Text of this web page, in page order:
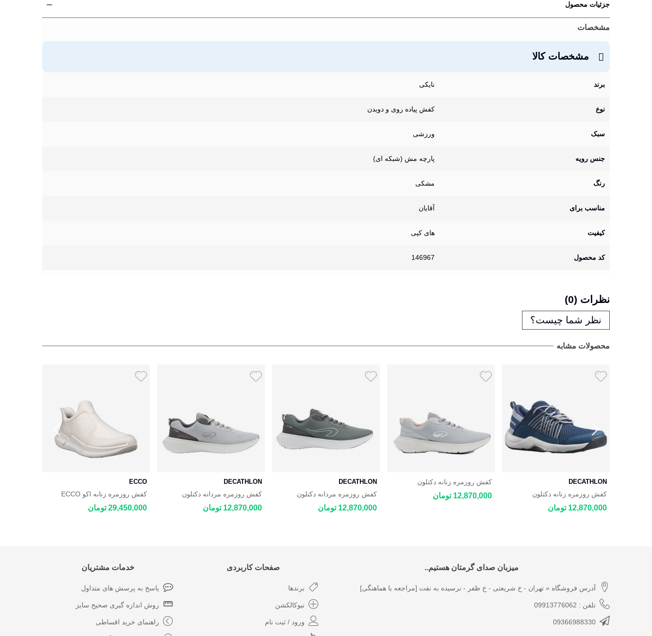
جزئیات محصول
مشخصات
مشخصات کالا
برند نایکی
نوع کفش پیاده روی و دویدن
سبک ورزشی
جنس رویه پارچه مش (شبکه ای)
رنگ مشکی
مناسب برای آقایان
کیفیت های کپی
کد محصول 146967
نظرات (0)
نظر شما چیست؟
محصولات مشابه
DECATHLON
کفش روزمره زنانه دکتلون
DECATHLON NH500 Fresh
12,870,000 تومان
کفش روزمره زنانه دکتلون
DECATHLON JOGFLOW 100.1
12,870,000 تومان
DECATHLON
کفش روزمره مردانه دکتلون
DECATHLON JOGFLOW 100.1
12,870,000 تومان
DECATHLON
کفش روزمره مردانه دکتلون
DECATHLON JOGFLOW
12,870,000 تومان
ECCO
کفش روزمره زنانه اکو ECCO
Biom 2.2
29,450,000 تومان
میزبان صدای گرمتان هستیم..
آدرس فروشگاه » تهران - خ شریعتی - خ ظفر - نرسیده به نفت [مراجعه با هماهنگی]
تلفن : 09913776062
09366988330
صفحات کاربردی
برندها
نیوکالکشن
ورود / ثبت نام
خدمات مشتریان
پاسخ به پرسش های متداول
روش اندازه گیری صحیح سایز
راهنمای خرید اقساطی